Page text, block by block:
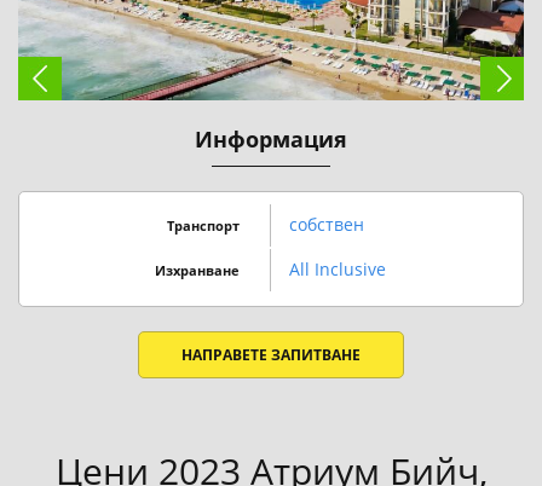
Информация
Транспорт собствен
Изхранване All Inclusive
НАПРАВЕТЕ ЗАПИТВАНЕ
Цени 2023 Атриум Бийч,